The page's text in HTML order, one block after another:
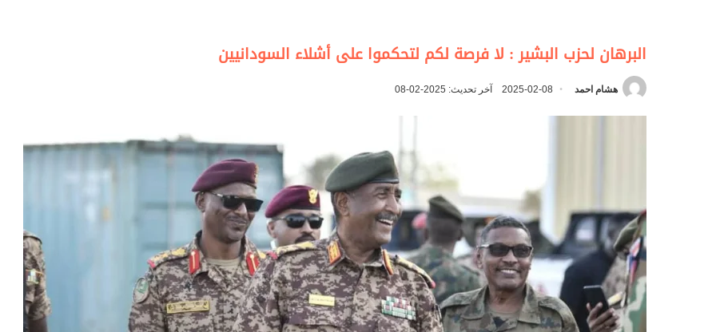
البرهان لحزب البشير : لا فرصة لكم لتحكموا على أشلاء السودانيين
هشام احمد 2025-02-08 آخر تحديث: 2025-02-08